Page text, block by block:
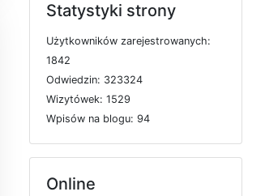
Statystyki strony
Użytkowników zarejestrowanych:
1842
Odwiedzin: 323324
Wizytówek: 1529
Wpisów na blogu: 94
Online